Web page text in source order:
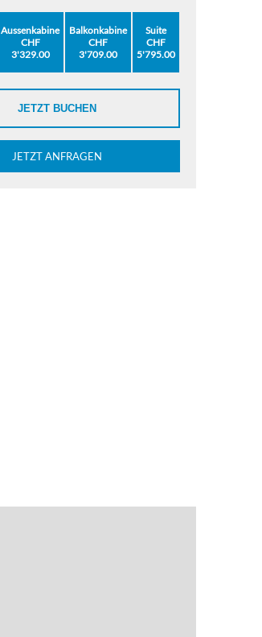
Aussenkabine
CHF
3'329.00
Balkonkabine
CHF
3'709.00
Suite
CHF
5'795.00
JETZT BUCHEN
JETZT ANFRAGEN